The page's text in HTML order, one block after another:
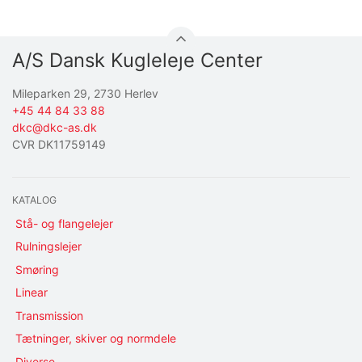
A/S Dansk Kugleleje Center
Mileparken 29, 2730 Herlev
+45 44 84 33 88
dkc@dkc-as.dk
CVR DK11759149
KATALOG
Stå- og flangelejer
Rulningslejer
Smøring
Linear
Transmission
Tætninger, skiver og normdele